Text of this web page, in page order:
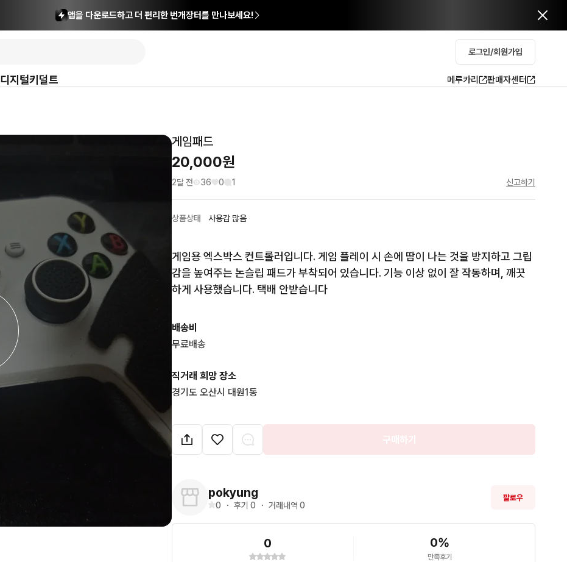
앱을 다운로드하고 더 편리한 번개장터를 만나보세요!
로그인/회원가입
디지털키덜트 메루카리 판매자센터
게임패드
20,000원
2달 전 36 0 1 신고하기
상품상태 사용감 많음
게임용 엑스박스 컨트롤러입니다. 게임 플레이 시 손에 땀이 나는 것을 방지하고 그립
감을 높여주는 논슬립 패드가 부착되어 있습니다. 기능 이상 없이 잘 작동하며, 깨끗
하게 사용했습니다. 택배 안받습니다
배송비
무료배송
직거래 희망 장소
경기도 오산시 대원1동
구매하기
pokyung
0 ・ 후기 0 ・ 거래내역 0
팔로우
0 0%
만족후기